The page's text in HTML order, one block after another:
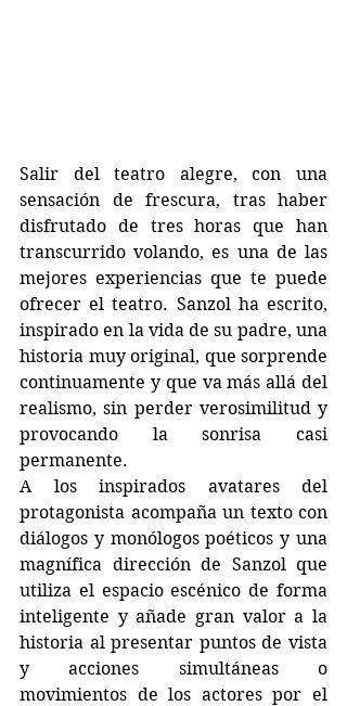
Salir del teatro alegre, con una
sensación de frescura, tras haber
disfrutado de tres horas que han
transcurrido volando, es una de las
mejores experiencias que te puede
ofrecer el teatro. Sanzol ha escrito,
inspirado en la vida de su padre, una
historia muy original, que sorprende
continuamente y que va más allá del
realismo, sin perder verosimilitud y
provocando la sonrisa casi
permanente.
A los inspirados avatares del
protagonista acompaña un texto con
diálogos y monólogos poéticos y una
magnífica dirección de Sanzol que
utiliza el espacio escénico de forma
inteligente y añade gran valor a la
historia al presentar puntos de vista
y acciones simultáneas o
movimientos de los actores por el